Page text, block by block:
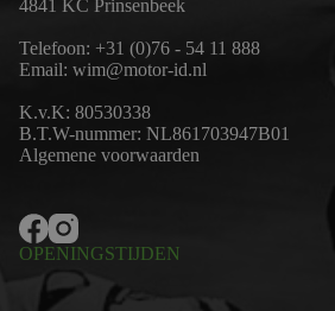
4841 KC Prinsenbeek
Telefoon: +31 (0)76 - 54 11 888
Email: wim@motor-id.nl
K.v.K: 80530338
B.T.W-nummer: NL861703947B01
Algemene voorwaarden
OPENINGSTIJDEN